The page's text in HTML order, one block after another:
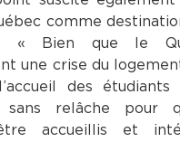
comme
« Bien que le
une crise du
des étudiants
sans relâche pour
accueillis et